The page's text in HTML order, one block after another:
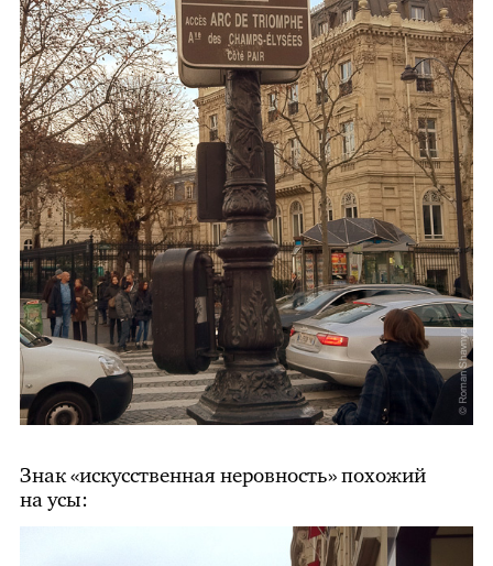
Знак «искусственная неровность» похожий
на усы: